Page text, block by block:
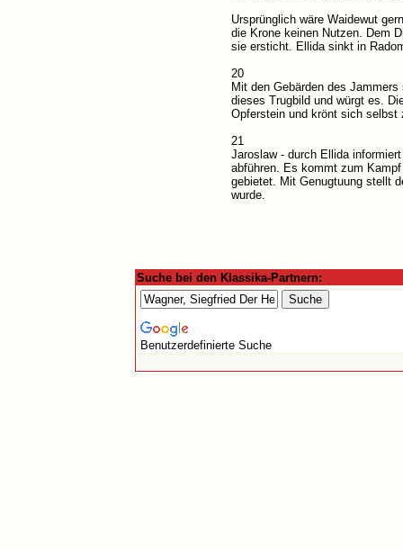
Ursprünglich wäre Waidewut
die Krone keinen Nutzen. Dem
sie ersticht. Ellida sinkt in
20
Mit den Gebärden des
dieses Trugbild und würgt es.
Opferstein und krönt sich selbst
21
Jaroslaw - durch Ellida
abführen. Es kommt zum
gebietet. Mit Genugtuung stellt
wurde.
Suche bei den Klassika-Partnern:
Benutzerdefinierte Suche